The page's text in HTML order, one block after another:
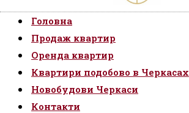
Головна
Продаж квартир
Оренда квартир
Квартири подобово в Черкасах
Новобудови Черкаси
Контакти